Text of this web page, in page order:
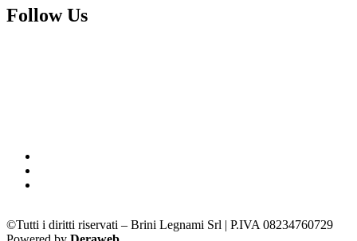
Follow Us
©Tutti i diritti riservati – Brini Legnami Srl | P.IVA 08234760729